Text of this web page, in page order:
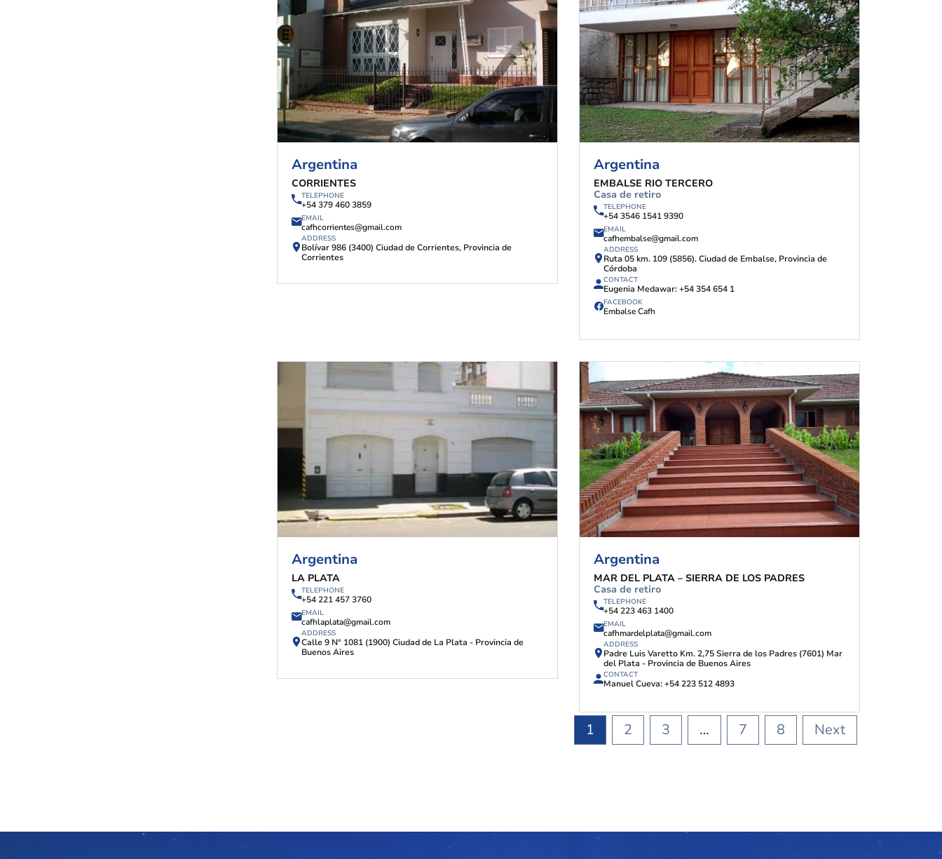
Argentina
CORRIENTES
TELEPHONE
+54 379 460 3859
EMAIL
cafhcorrientes@gmail.com
ADDRESS
Bolívar 986 (3400) Ciudad de Corrientes, Provincia de
Corrientes
Argentina
EMBALSE RIO TERCERO
Casa de retiro
TELEPHONE
+54 3546 1541 9390
EMAIL
cafhembalse@gmail.com
ADDRESS
Ruta 05 km. 109 (5856). Ciudad de Embalse, Provincia de
Córdoba
CONTACT
Eugenia Medawar: +54 354 654 1
FACEBOOK
Embalse Cafh
Argentina
LA PLATA
TELEPHONE
+54 221 457 3760
EMAIL
cafhlaplata@gmail.com
ADDRESS
Calle 9 N° 1081 (1900) Ciudad de La Plata - Provincia de
Buenos Aires
Argentina
MAR DEL PLATA – SIERRA DE LOS PADRES
Casa de retiro
TELEPHONE
+54 223 463 1400
EMAIL
cafhmardelplata@gmail.com
ADDRESS
Padre Luis Varetto Km. 2,75 Sierra de los Padres (7601) Mar
del Plata - Provincia de Buenos Aires
CONTACT
Manuel Cueva: +54 223 512 4893
1 2 3 … 7 8 Next